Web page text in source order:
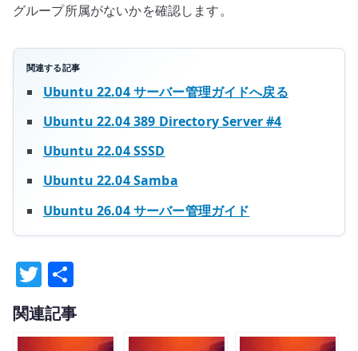
グループ所属がないかを確認します。
関連する記事
Ubuntu 22.04 サーバー管理ガイドへ戻る
Ubuntu 22.04 389 Directory Server #4
Ubuntu 22.04 SSSD
Ubuntu 22.04 Samba
Ubuntu 26.04 サーバー管理ガイド
T
w
it
有
関連記事